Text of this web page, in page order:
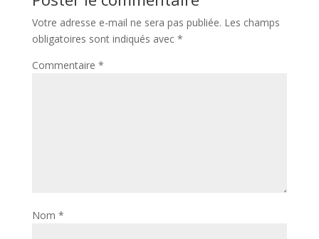
Votre adresse e-mail ne sera pas publiée. Les champs
obligatoires sont indiqués avec *
Commentaire *
Nom *